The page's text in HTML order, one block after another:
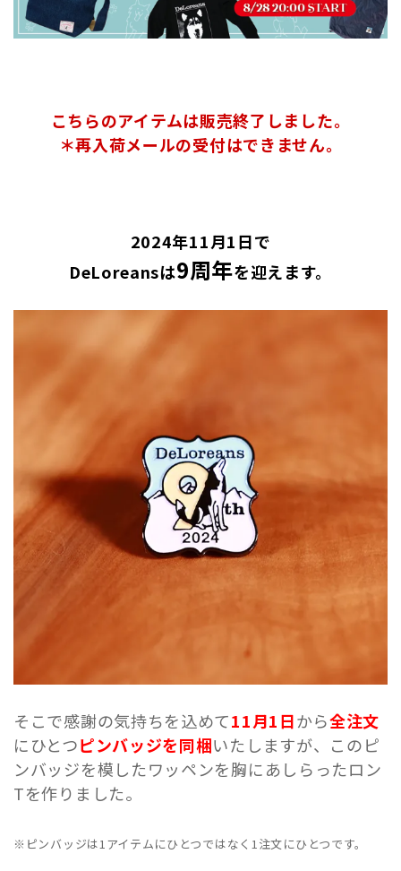
こちらのアイテムは販売終了しました。
＊再入荷メールの受付はできません。
2024年11月1日で
DeLoreansは9周年を迎えます。
そこで感謝の気持ちを込めて11月1日から全注文
にひとつピンバッジを同梱いたしますが、このピ
ンバッジを模したワッペンを胸にあしらったロン
Tを作りました。
※ピンバッジは1アイテムにひとつではなく1注文にひとつです。